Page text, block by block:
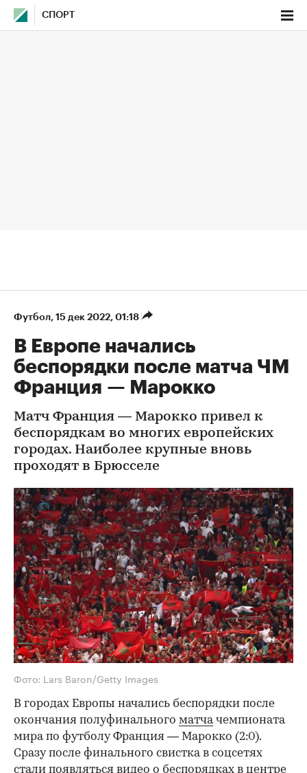
СПОРТ
Футбол⁠, 15 дек 2022, 01:18
В Европе начались
беспорядки после матча ЧМ
Франция — Марокко
Матч Франция — Марокко привел к
беспорядкам во многих европейских
городах. Наиболее крупные вновь
проходят в Брюсселе
Фото: Lars Baron/Getty Images
В городах Европы начались беспорядки после
окончания полуфинального матчачемпионата
мира по футболу Франция — Марокко (2:0).
Сразу после финального свистка в соцсетях
стали появляться видео о беспорядках в центре